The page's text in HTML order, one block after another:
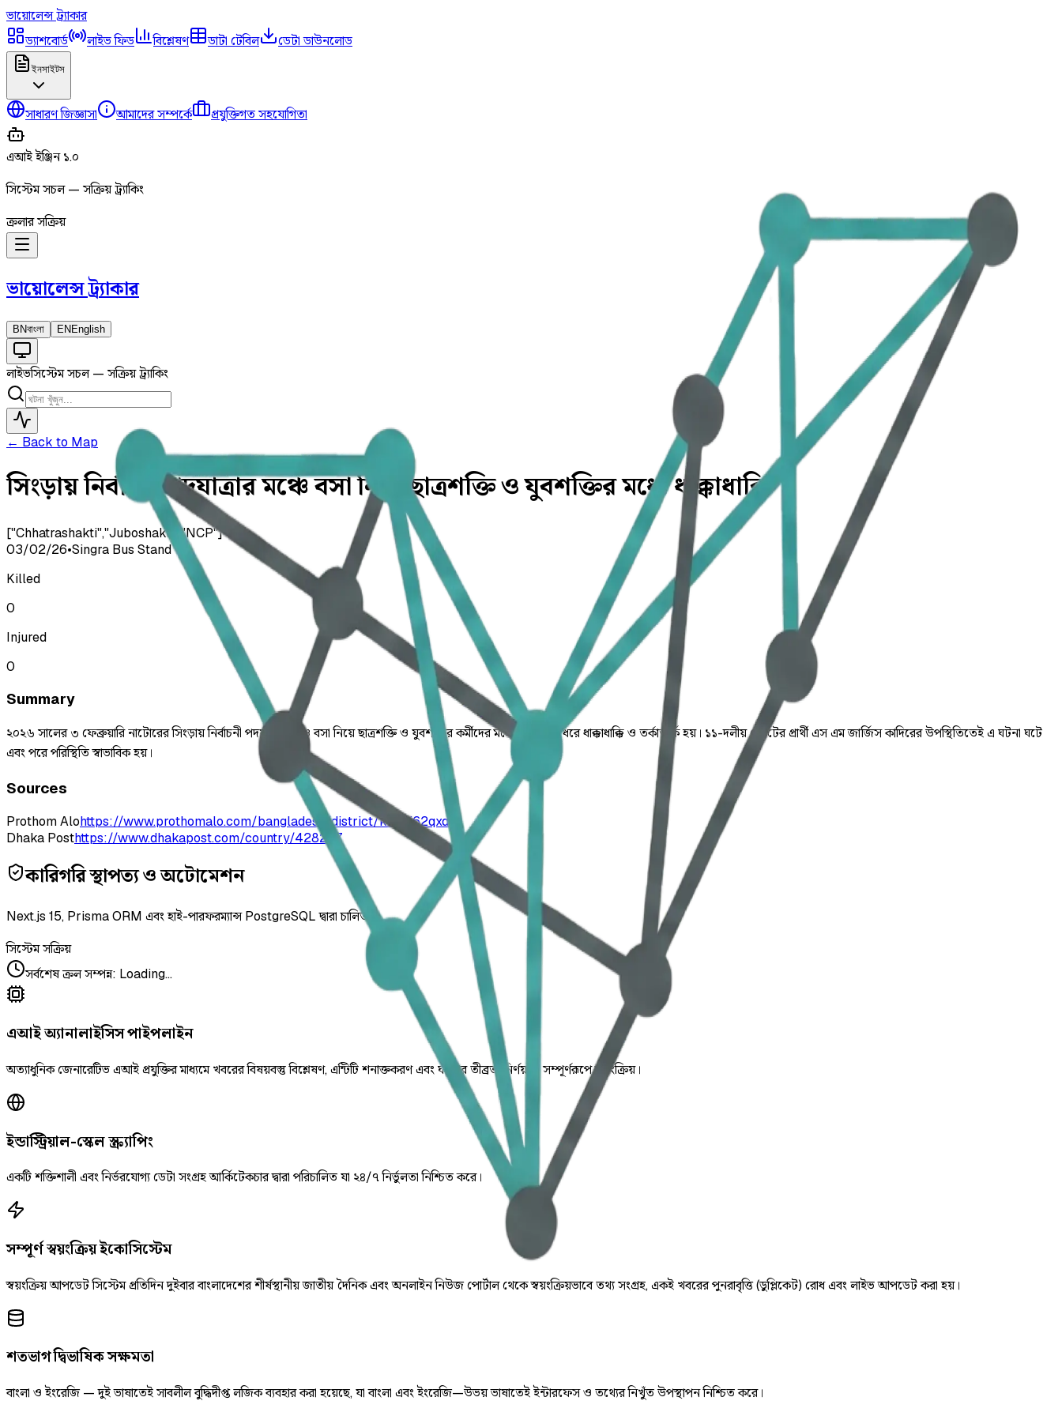
ভায়োলেন্সট্র্যাকার
ড্যাশবোর্ড
লাইভ ফিড বিশ্লেষণ ডাটা টেবিল ডেটা ডাউনলোড
ইনসাইটস
সাধারণ জিজ্ঞাসা আমাদের সম্পর্কে প্রযুক্তিগত সহযোগিতা
এআই ইঞ্জিন ১.০
সিস্টেম সচল — সক্রিয় ট্র্যাকিং
ক্রলার সক্রিয়
ভায়োলেন্সট্র্যাকার
BNবাংলা EN English
লাইভসিস্টেম সচল — সক্রিয় ট্র্যাকিং
← Back to Map
সিংড়ায় নির্বাচনী পদযাত্রার মঞ্চে বসা নিয়ে ছাত্রশক্তি ও যুবশক্তির মধ্যে ধাক্কাধাক্কি
["Chhatrashakti","Juboshakti","NCP"]
03/02/26•Singra Bus Stand
Killed
0
Injured
0
Summary
২০২৬ সালের ৩ ফেব্রুয়ারি নাটোরের সিংড়ায় নির্বাচনী পদযাত্রার মঞ্চে বসা নিয়ে ছাত্রশক্তি ও যুবশক্তির কর্মীদের মধ্যে ১৫ মিনিট ধরে ধাক্কাধাক্কি ও তর্কাতর্কি হয়। ১১-দলীয় জোটের প্রার্থী এস এম জার্জিস কাদিরের উপস্থিতিতেই এ ঘটনা ঘটে
এবং পরে পরিস্থিতি স্বাভাবিক হয়।
Sources
Prothom Alohttps://www.prothomalo.com/bangladesh/district/kmf8j62qxd
Dhaka Posthttps://www.dhakapost.com/country/428237
কারিগরি স্থাপত্য ও অটোমেশন
Next.js 15, Prisma ORM এবং হাই-পারফরম্যান্স PostgreSQL দ্বারা চালিত।
সিস্টেম সক্রিয়
সর্বশেষ ক্রল সম্পন্ন: Loading...
এআই অ্যানালাইসিস পাইপলাইন
অত্যাধুনিক জেনারেটিভ এআই প্রযুক্তির মাধ্যমে খবরের বিষয়বস্তু বিশ্লেষণ, এন্টিটি শনাক্তকরণ এবং ঘটনার তীব্রতা নির্ণয় যা সম্পূর্ণরূপে স্বয়ংক্রিয়।
ইন্ডাস্ট্রিয়াল-স্কেল স্ক্র্যাপিং
একটি শক্তিশালী এবং নির্ভরযোগ্য ডেটা সংগ্রহ আর্কিটেকচার দ্বারা পরিচালিত যা ২৪/৭ নির্ভুলতা নিশ্চিত করে।
সম্পূর্ণ স্বয়ংক্রিয় ইকোসিস্টেম
স্বয়ংক্রিয় আপডেট সিস্টেম প্রতিদিন দুইবার বাংলাদেশের শীর্ষস্থানীয় জাতীয় দৈনিক এবং অনলাইন নিউজ পোর্টাল থেকে স্বয়ংক্রিয়ভাবে তথ্য সংগ্রহ, একই খবরের পুনরাবৃত্তি (ডুপ্লিকেট) রোধ এবং লাইভ আপডেট করা হয়।
শতভাগ দ্বিভাষিক সক্ষমতা
বাংলা ও ইংরেজি — দুই ভাষাতেই সাবলীল বুদ্ধিদীপ্ত লজিক ব্যবহার করা হয়েছে, যা বাংলা এবং ইংরেজি—উভয় ভাষাতেই ইন্টারফেস ও তথ্যের নিখুঁত উপস্থাপন নিশ্চিত করে।